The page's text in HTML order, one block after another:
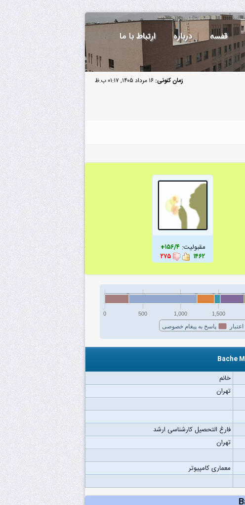
قفسه درباره ارتباط با ما
زمان کنونی: ۱۶ مرداد ۱۴۰۵, ۰۱:۱۷ ب.ظ
مقبولیت:۱۵۶/۴+
۱۴۶۲
۲۷۵
اعتبار پاسخ به پیغام خصوصی
0 500 1,000 1,500
خانم
تهران
فارغ التحصیل کارشناسی ارشد
تهران
معماری کامپیوتر